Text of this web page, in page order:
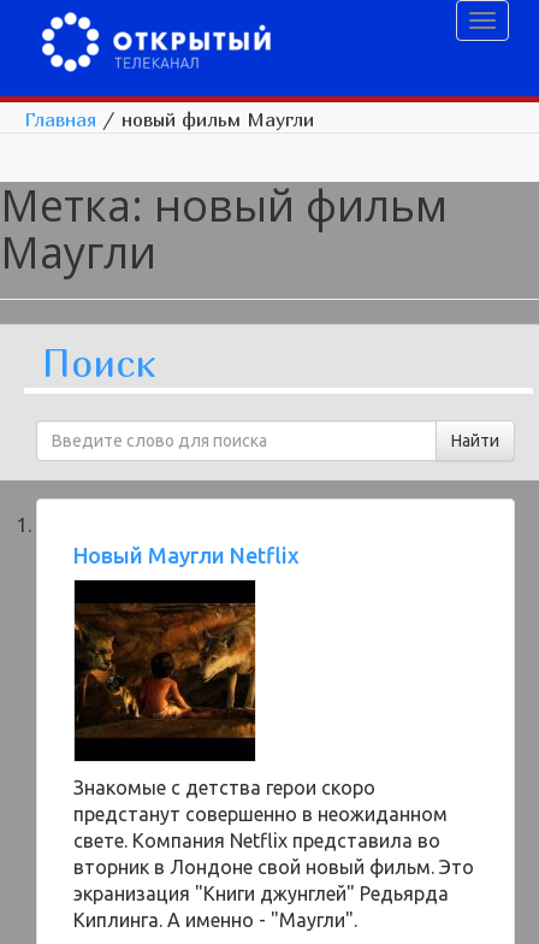
Главная / новый фильм Маугли
Метка: новый фильм
Маугли
Поиск
Новый Маугли Netflix
Знакомые с детства герои скоро
предстанут совершенно в неожиданном
свете. Компания Netflix представила во
вторник в Лондоне свой новый фильм. Это
экранизация "Книги джунглей" Редьярда
Киплинга. А именно - "Маугли".